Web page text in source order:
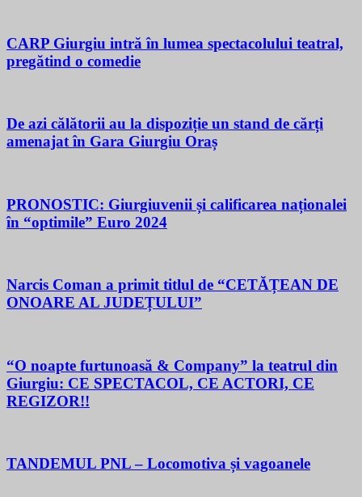
CARP Giurgiu intră în lumea spectacolului teatral,
pregătind o comedie
De azi călătorii au la dispoziție un stand de cărți
amenajat în Gara Giurgiu Oraș
PRONOSTIC: Giurgiuvenii și calificarea naționalei
în “optimile” Euro 2024
Narcis Coman a primit titlul de “CETĂȚEAN DE
ONOARE AL JUDEȚULUI”
“O noapte furtunoasă & Company” la teatrul din
Giurgiu: CE SPECTACOL, CE ACTORI, CE
REGIZOR!!
TANDEMUL PNL – Locomotiva și vagoanele